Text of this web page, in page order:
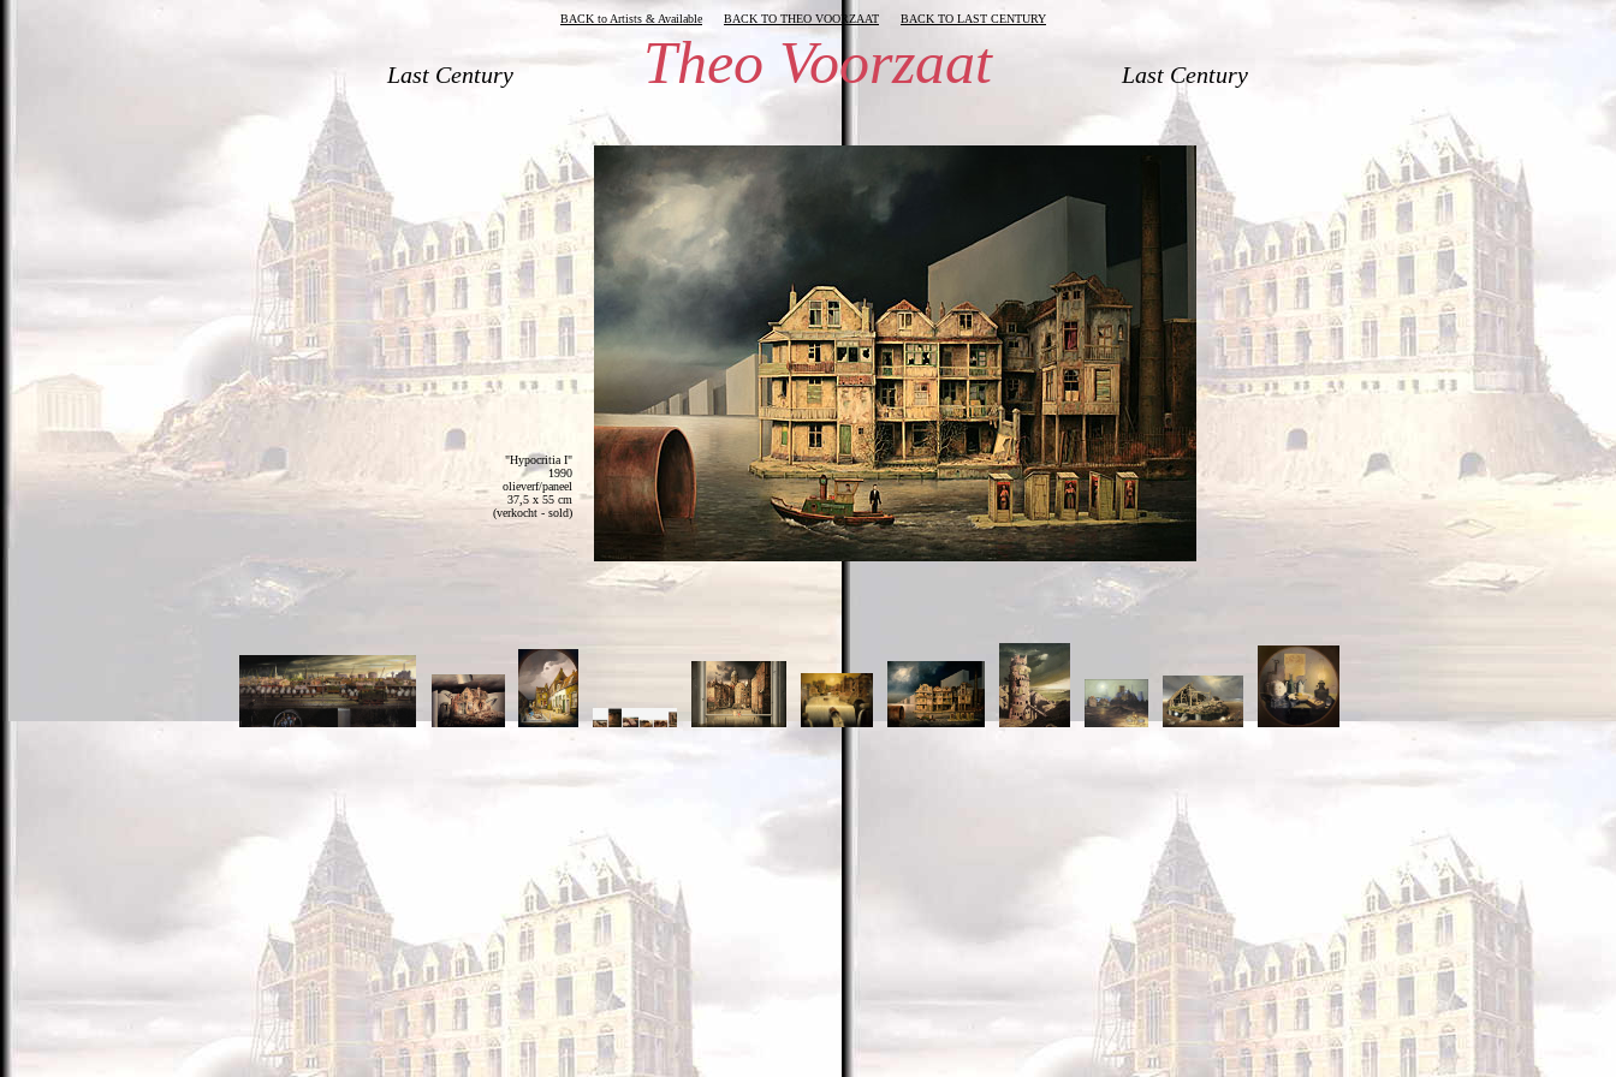
BACK to Artists & Available BACK TO THEO VOORZAAT BACK TO LAST CENTURY
Last Century Theo Voorzaat Last Century
"Hypocritia I"
1990
olieverf/paneel
37,5 x 55 cm
(verkocht - sold)